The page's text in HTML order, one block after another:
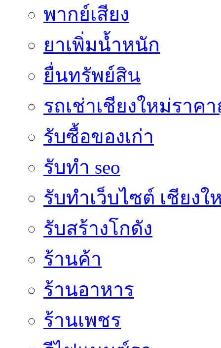
พากย์เสียง
ยาเพิ่มน้ำหนัก
ยื่นทรัพย์สิน
รถเช่าเชียงใหม่ราค
รับซื้อของเก่า
รับทำ seo
รับทำเว็บไซต์ เชียงใ
รับสร้างโกดัง
ร้านค้า
ร้านอาหาร
ร้านเพชร